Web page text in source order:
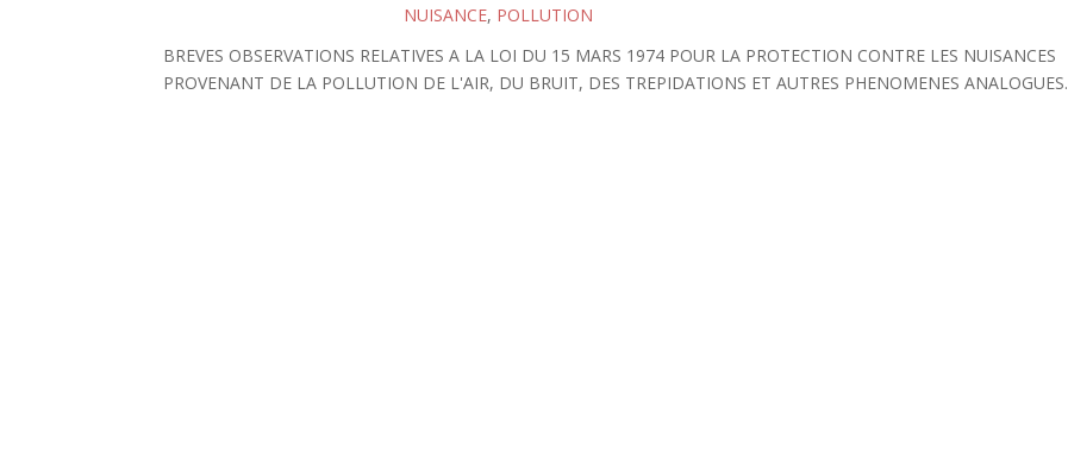
NUISANCE, POLLUTION
BREVES OBSERVATIONS RELATIVES A LA LOI DU 15 MARS 1974 POUR LA PROTECTION CONTRE LES NUISANCES
PROVENANT DE LA POLLUTION DE L'AIR, DU BRUIT, DES TREPIDATIONS ET AUTRES PHENOMENES ANALOGUES.